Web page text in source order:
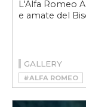
L'Alfa Romeo
e amate del
GALLERY
#ALFA ROMEO
#ALFA ROMEO